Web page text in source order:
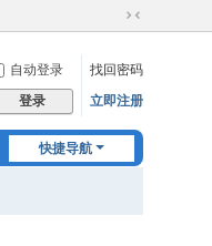
切
到
窄
自动登录
找回密码
登录 立即注册
快捷导航